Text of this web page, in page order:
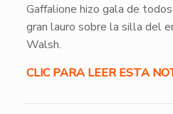
Gaffalione hizo gala de
gran lauro sobre la silla del
Walsh.
CLIC PARA LEER ESTA